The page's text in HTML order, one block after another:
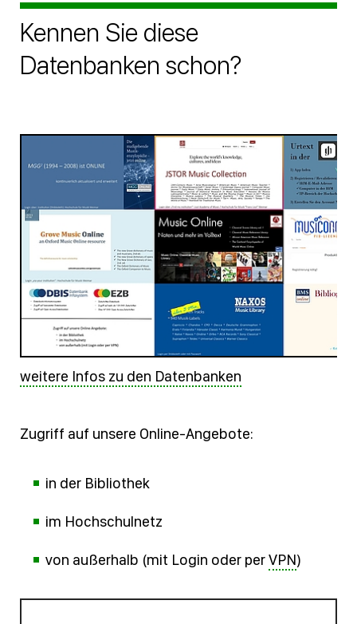
Kennen Sie diese
Datenbanken schon?
weitere Infos zu den Datenbanken
Zugriff auf unsere Online-Angebote:
in der Bibliothek
im Hochschulnetz
von außerhalb (mit Login oder perVPN)